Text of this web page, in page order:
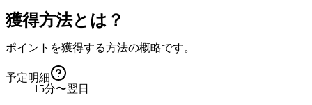
獲得方法とは？
ポイントを獲得する方法の概略です。
予定明細
15分〜翌日